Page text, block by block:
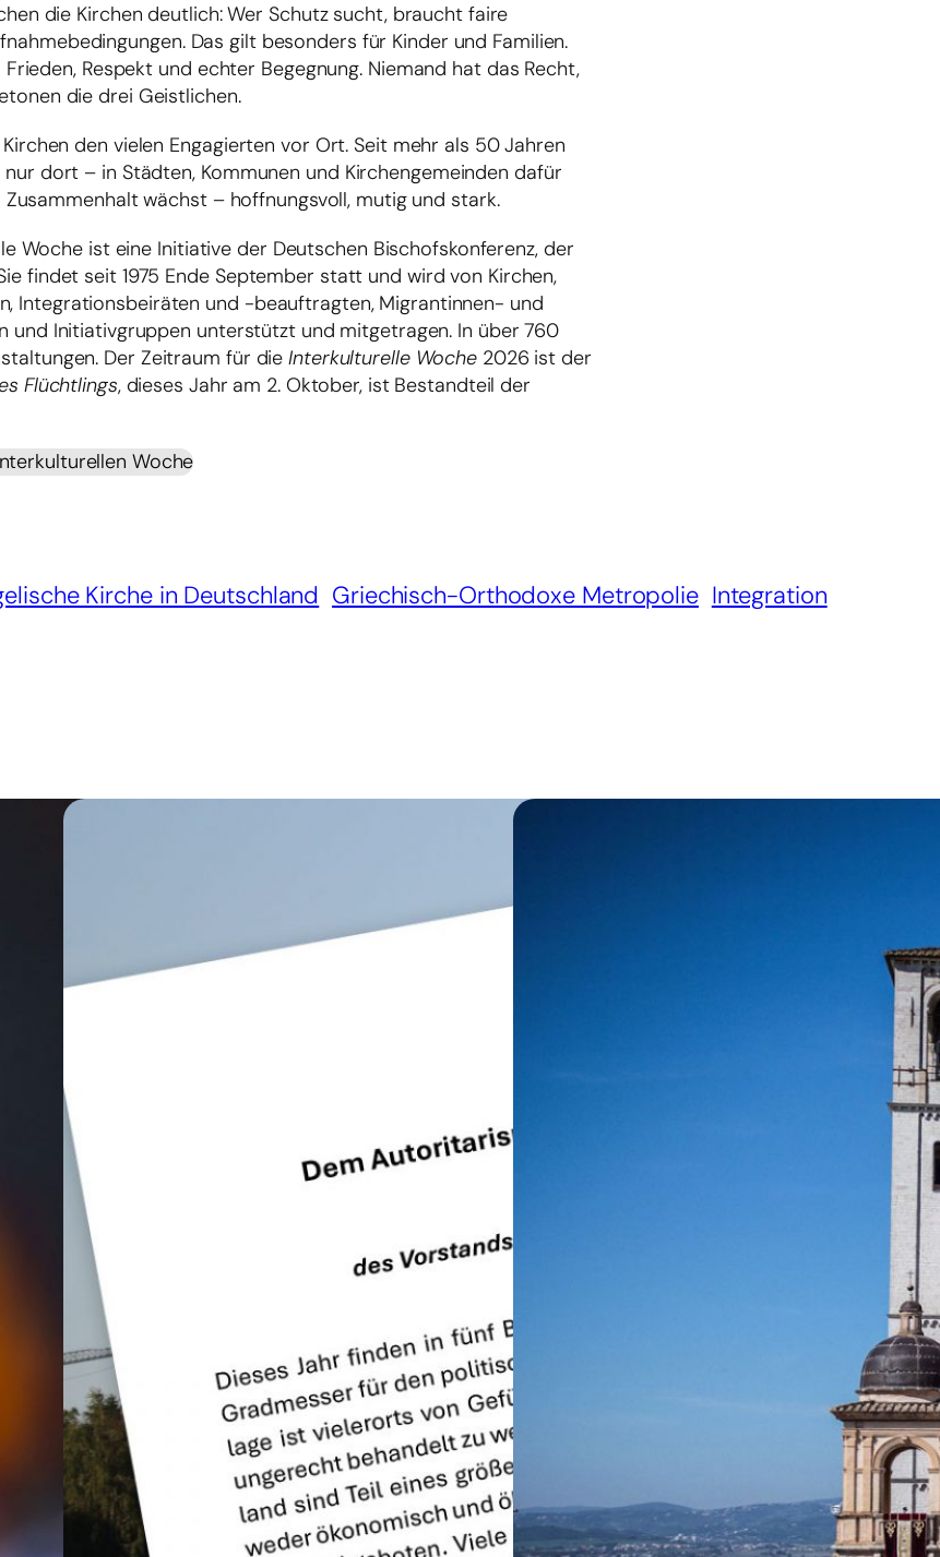
die Kirchen deutlich: Wer Schutz sucht, braucht faire
Das gilt besonders für Kinder und Familien.
Frieden, Respekt und echter Begegnung. Niemand hat das Recht,
die drei Geistlichen.
den vielen Engagierten vor Ort. Seit mehr als 50 Jahren
dort – in Städten, Kommunen und Kirchengemeinden dafür
wächst – hoffnungsvoll, mutig und stark.
Woche ist eine Initiative der Deutschen Bischofskonferenz, der
findet seit 1975 Ende September statt und wird von Kirchen,
Integrationsbeiräten und -beauftragten, Migrantinnen- und
und Initiativgruppen unterstützt und mitgetragen. In über 760
Der Zeitraum für dieInterkulturelle Woche 2026 ist der
Flüchtlings, dieses Jahr am 2. Oktober, ist Bestandteil der
Woche
Kirche in Deutschland Griechisch-Orthodoxe Metropolie Integration